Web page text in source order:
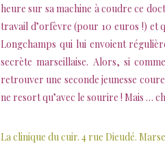
heure sur sa machine à coudre ce
travail d’orfèvre (pour 10 euros !) et
Longchamps qui lui envoient
secrète marseillaise. Alors, si
retrouver une seconde jeunesse
ne resort qu’avec le sourire ! Mais …
La clinique du cuir. 4 rue Dieudé.